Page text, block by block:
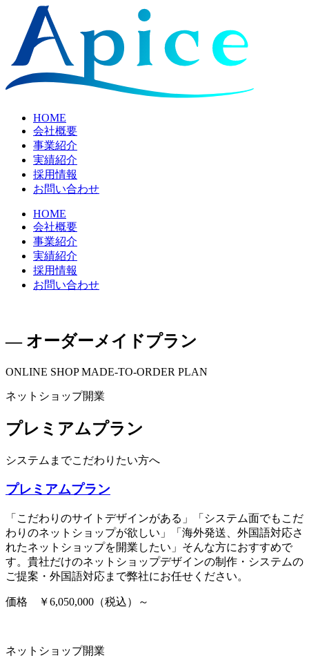
HOME
会社概要
事業紹介
実績紹介
採用情報
お問い合わせ
HOME
会社概要
事業紹介
実績紹介
採用情報
お問い合わせ
― オーダーメイドプラン
ONLINE SHOP MADE-TO-ORDER PLAN
ネットショップ開業
プレミアムプラン
システムまでこだわりたい方へ
プレミアムプラン
「こだわりのサイトデザインがある」「システム面でもこだ
わりのネットショップが欲しい」「海外発送、外国語対応さ
れたネットショップを開業したい」そんな方におすすめで
す。貴社だけのネットショップデザインの制作・システムの
ご提案・外国語対応まで弊社にお任せください。
価格 ￥6,050,000（税込）～
ネットショップ開業